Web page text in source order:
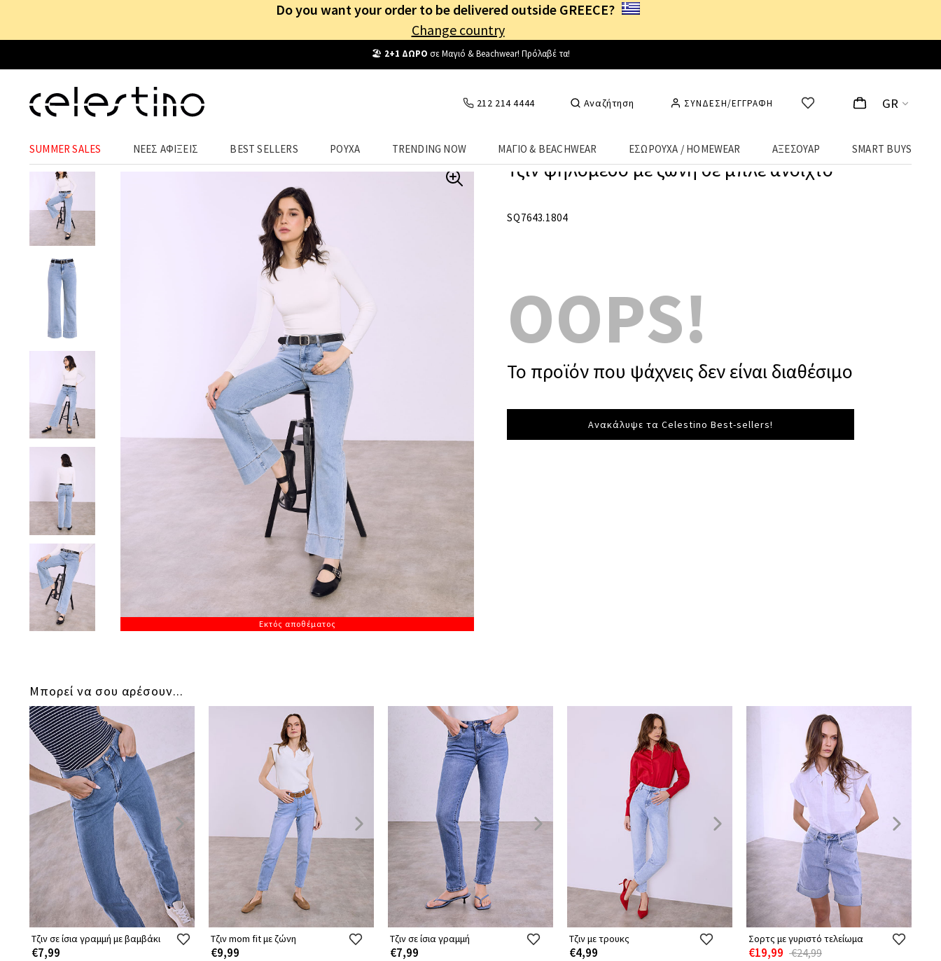
Do you want your order to be delivered outside GREECE?
Change country
Δωρεάν Μεταφορικά από25€! Συνδέσου κι επωφελήσου
212 214 4444 Αναζήτηση ΣΥΝΔΕΣΗ/ΕΓΓΡΑΦΗ GR
SUMMER SALES ΝΕΕΣ ΑΦΙΞΕΙΣ BEST SELLERS ΡΟΥΧΑ TRENDING NOW ΜΑΓΙΟ & BEACHWEAR ΕΣΩΡΟΥΧΑ / HOMEWEAR ΑΞΕΣΟΥΑΡ SMART BUYS
Εκτός αποθέματος
Τζιν ψηλόμεσο με ζώνη σε μπλε ανοιχτό
SQ7643.1804
OOPS!
Το προϊόν που ψάχνεις δεν είναι διαθέσιμο
Ανακάλυψε τα Celestino Best-sellers!
Μπορεί να σου αρέσουν...
Τζιν σε ίσια γραμμή με βαμβάκι
€7,99
Τζιν mom fit με ζώνη
€9,99
Τζιν σε ίσια γραμμή
€7,99
Τζιν με τρουκς
€4,99
Σορτς με γυριστό τελείωμα
€19,99 €24,99